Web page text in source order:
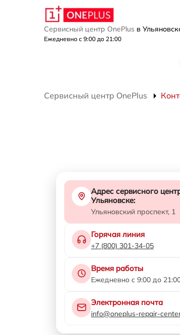
Сервисный центр OnePlus в
Ежедневно с 9:00 до 21:00
Сервисный центр OnePlus
Адрес сервисного
Ульяновске:
Ульяновский проспект, 1
Горячая линия
+7 (800) 301-34-05
Время работы
Ежедневно с 9:00 до
Электронная почта
info@oneplus-repair-